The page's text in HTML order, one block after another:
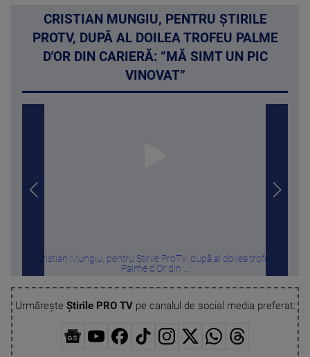
CRISTIAN MUNGIU, PENTRU ȘTIRILE
PROTV, DUPĂ AL DOILEA TROFEU PALME
D'OR DIN CARIERĂ: ”MĂ SIMT UN PIC
VINOVAT”
Cristian Mungiu, pentru Știrile ProTV, după al doilea trofeu
Palme d'Or din ...
Urmărește Știrile PRO TVpe canalul de social media preferat: